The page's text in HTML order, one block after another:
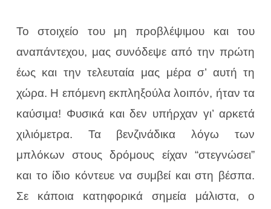
Το στοιχείο του μη προβλέψιμου και του
αναπάντεχου, μας συνόδεψε από την πρώτη
έως και την τελευταία μας μέρα σ’ αυτή τη
χώρα. Η επόμενη εκπληξούλα λοιπόν, ήταν τα
καύσιμα! Φυσικά και δεν υπήρχαν γι’ αρκετά
χιλιόμετρα. Τα βενζινάδικα λόγω των
μπλόκων στους δρόμους είχαν “στεγνώσει”
και το ίδιο κόντευε να συμβεί και στη βέσπα.
Σε κάποια κατηφορικά σημεία μάλιστα, ο